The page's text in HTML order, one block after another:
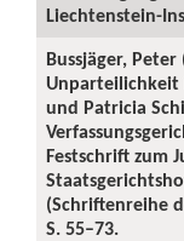
Liechtenstein-
Bussjäger,
Unparteilichkeit
und Patricia
Festschrift zum
(Schriftenreihe
S. 55–73.